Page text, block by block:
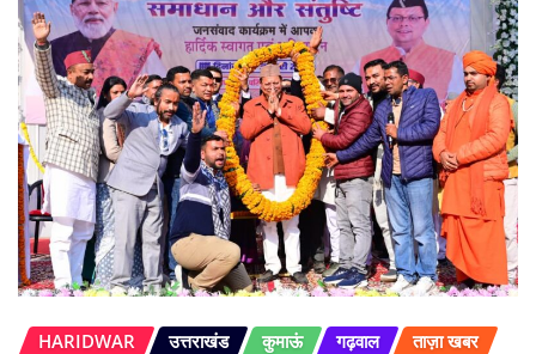
HARIDWAR उत्तराखंड कुमाऊं गढ़वाल
ताज़ा खबर